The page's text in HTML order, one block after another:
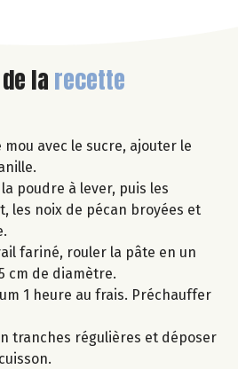
de la recette
avec le sucre, ajouter le
poudre à lever, puis les
les noix de pécan broyées et
fariné, rouler la pâte en un
cm de diamètre.
1 heure au frais. Préchauffer
tranches régulières et déposer